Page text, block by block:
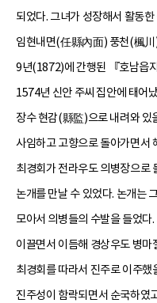
되었다. 그녀가 성장해서 활동
임현내면(任縣內面) 풍천(楓川
9년(1872)에 간행된 『호남읍
1574년 신안 주씨 집안에 태
장수 현감(縣監)으로 내려와 있
사임하고 고향으로 돌아가면서
최경회가 전라우도 의병장으로
논개를 만날 수 있었다. 논개는
모아서 의병들의 수발을 들었
이끌면서 이듬해 경상우도 병
최경회를 따라서 진주로 이주
진주성이 함락되면서 순국하였